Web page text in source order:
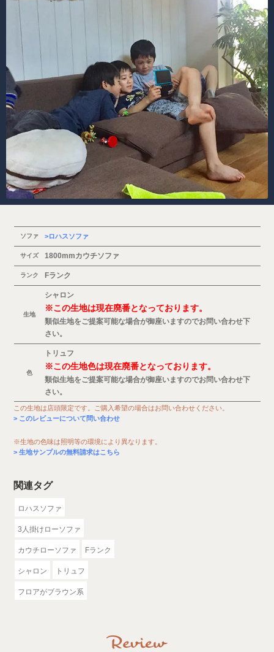
ソファ ロハスソファ
サイズ 1800mmカウチソファ
ランク Fランク
生地
シャロン
※この生地は現在廃番となっております。
類似生地をご提案可能な場合が御座いますのでお問い合わせ下
さい。
色
トリュフ
※この生地色は現在廃番となっております。
類似生地をご提案可能な場合が御座いますのでお問い合わせ下
さい。
この生地は店頭限定です。ご購入希望の場合はお問い合わせください。
このレビューについて問い合わせ
※生地の色味は照明等の環境により異なります。
生地サンプルの無料請求はこちら
関連タグ
ロハスソファ
3人掛けローソファ
カウチローソファ Fランク
シャロン トリュフ
フロアがブラウン系